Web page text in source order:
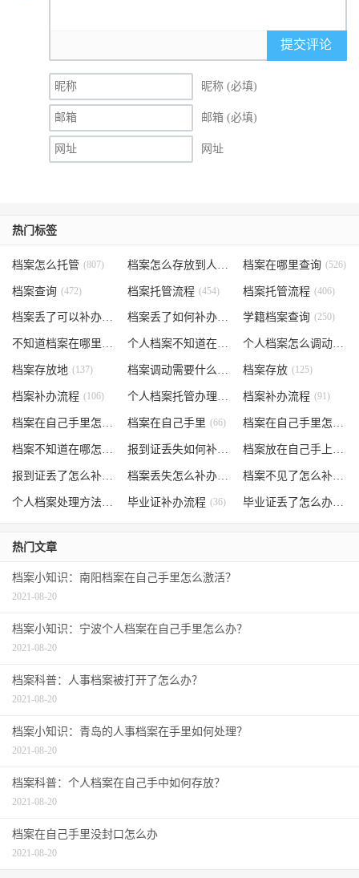
提交评论
昵称 (必填)
邮箱 (必填)
网址
热门标签
档案怎么托管 (807) (535)
档案在哪里查询 (526)
档案查询 (472) 档案托管流程 (454) 档案托管流程 (406)
档案丢了可以补办吗 (371) 档案丢了如何补办 学籍档案查询 (250)
不知道档案在哪里 个人档案不知道在哪儿 (191) 个人档案怎么调动
档案存放地 (137) 档案调动需要什么手续 (130)
档案存放 (125)
档案补办流程 (106) 个人档案托管办理流程 (102)
档案补办流程 (91)
档案在自己手里怎么办 (85)
档案在自己手里 (66) 档案在自己手里怎么处理
档案不知道在哪怎么办 (62) 报到证丢失如何补办 (54) 档案放在自己手上
报到证丢了怎么补办 (52) 档案丢失怎么补办 档案不见了怎么补办
个人档案处理方法 毕业证补办流程 (36) 毕业证丢了怎么办
热门文章
档案小知识：南阳档案在自己手里怎么激活？
2021-08-20
档案小知识：宁波个人档案在自己手里怎么办？
2021-08-20
档案科普：人事档案被打开了怎么办？
2021-08-20
档案小知识：青岛的人事档案在手里如何处理？
2021-08-20
档案科普：个人档案在自己手中如何存放？
2021-08-20
档案在自己手里没封口怎么办
2021-08-20